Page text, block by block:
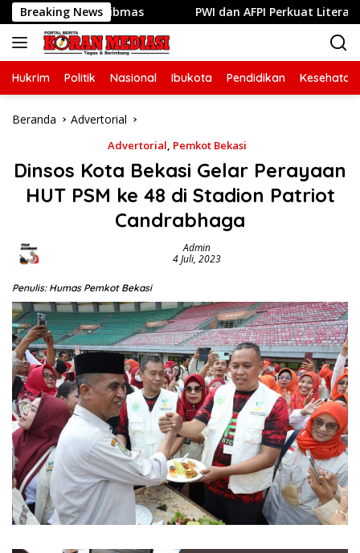
Langsung
ke
konten
Breaking News
Kamtibmas PWI dan AFPI Perkuat Literasi Pindar,
Hukrim Politik Nasional Ibukota Pendidikan Kesehatan
Beranda Advertorial
Advertorial, Pemkot Bekasi
Dinsos Kota Bekasi Gelar Perayaan
HUT PSM ke 48 di Stadion Patriot
Candrabhaga
Admin
4 Juli, 2023
Penulis: Humas Pemkot Bekasi